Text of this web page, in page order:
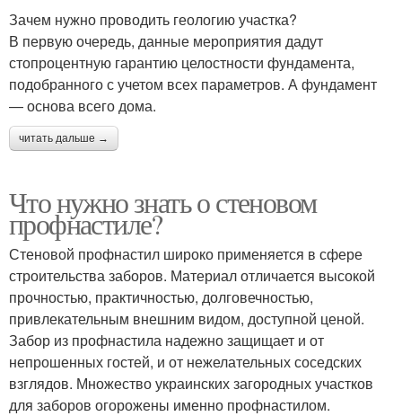
Зачем нужно проводить геологию участка?
В первую очередь, данные мероприятия дадут
стопроцентную гарантию целостности фундамента,
подобранного с учетом всех параметров. А фундамент
— основа всего дома.
читать дальше →
Что нужно знать о стеновом
профнастиле?
Стеновой профнастил широко применяется в сфере
строительства заборов. Материал отличается высокой
прочностью, практичностью, долговечностью,
привлекательным внешним видом, доступной ценой.
Забор из профнастила надежно защищает и от
непрошенных гостей, и от нежелательных соседских
взглядов. Множество украинских загородных участков
для заборов огорожены именно профнастилом.